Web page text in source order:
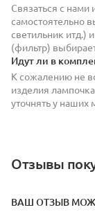
Связаться с нами
самостоятельно
светильник итд.)
(фильтр)
Идут ли в
К сожалению не
изделия
уточнять у наших
Отзывы
ВАШ ОТЗЫВ